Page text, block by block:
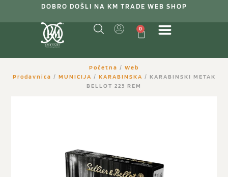
DOBRO DOŠLI NA KM TRADE WEB SHOP
0
Početna / Web
Prodavnica / MUNICIJA / KARABINSKA / KARABINSKI METAK
BELLOT 223 REM